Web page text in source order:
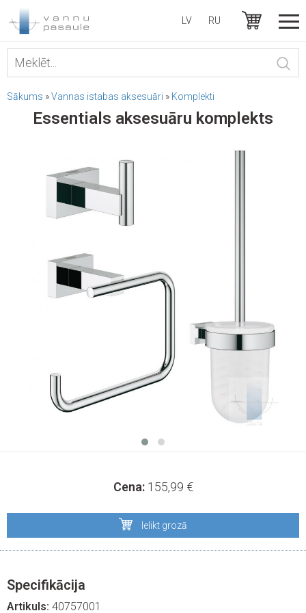
LV RU
Sākums »Vannas istabas aksesuāri » Komplekti
Essentials aksesuāru komplekts
Cena: 155,99 €
Ielikt grozā
Specifikācija
Artikuls: 40757001